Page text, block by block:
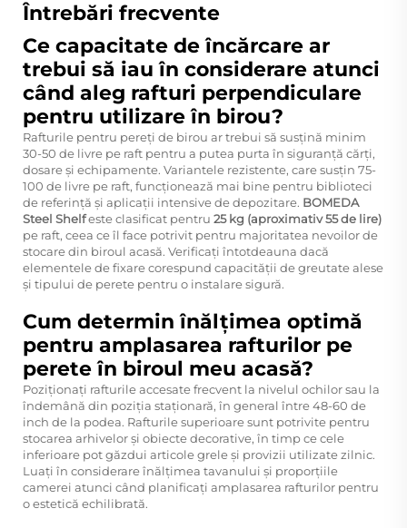
Întrebări frecvente
Ce capacitate de încărcare ar
trebui să iau în considerare atunci
când aleg rafturi perpendiculare
pentru utilizare în birou?
Rafturile pentru pereți de birou ar trebui să susțină minim
30-50 de livre pe raft pentru a putea purta în siguranță cărți,
dosare și echipamente. Variantele rezistente, care susțin 75-
100 de livre pe raft, funcționează mai bine pentru biblioteci
de referință și aplicații intensive de depozitare. BOMEDA
Steel Shelfeste clasificat pentru 25 kg (aproximativ 55 de lire)
pe raft, ceea ce îl face potrivit pentru majoritatea nevoilor de
stocare din biroul acasă. Verificați întotdeauna dacă
elementele de fixare corespund capacității de greutate alese
și tipului de perete pentru o instalare sigură.
Cum determin înălțimea optimă
pentru amplasarea rafturilor pe
perete în biroul meu acasă?
Poziționați rafturile accesate frecvent la nivelul ochilor sau la
îndemână din poziția staționară, în general între 48-60 de
inch de la podea. Rafturile superioare sunt potrivite pentru
stocarea arhivelor și obiecte decorative, în timp ce cele
inferioare pot găzdui articole grele și provizii utilizate zilnic.
Luați în considerare înălțimea tavanului și proporțiile
camerei atunci când planificați amplasarea rafturilor pentru
o estetică echilibrată.